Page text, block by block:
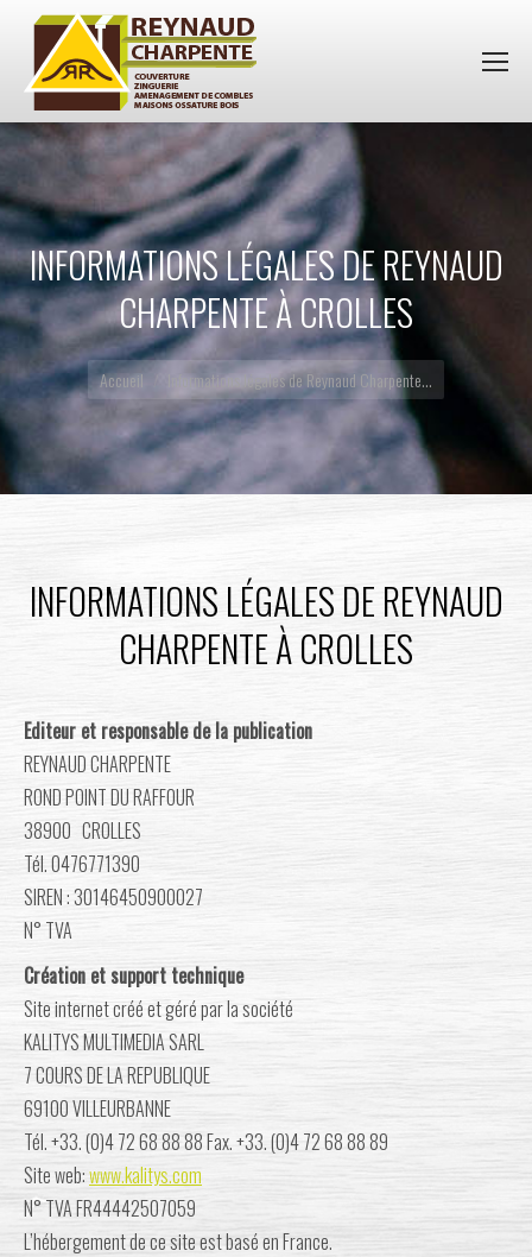
INFORMATIONS LÉGALES DE REYNAUD
CHARPENTE À CROLLES
Vous êtes ici :
Accueil Informations légales de Reynaud Charpente…
INFORMATIONS LÉGALES DE REYNAUD
CHARPENTE À CROLLES
Editeur et responsable de la publication
REYNAUD CHARPENTE
ROND POINT DU RAFFOUR
38900 CROLLES
Tél. 0476771390
SIREN : 30146450900027
N° TVA
Création et support technique
Site internet créé et géré par la société
KALITYS MULTIMEDIA SARL
7 COURS DE LA REPUBLIQUE
69100 VILLEURBANNE
Tél. +33. (0)4 72 68 88 88 Fax. +33. (0)4 72 68 88 89
Site web:www.kalitys.com
N° TVA FR44442507059
L’hébergement de ce site est basé en France.